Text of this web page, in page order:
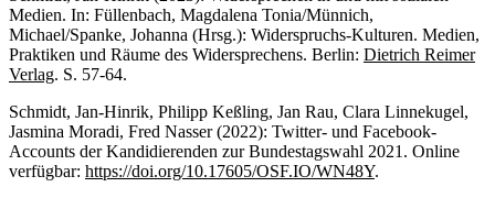
Medien. In: Füllenbach, Magdalena Tonia/Münnich,
Michael/Spanke, Johanna (Hrsg.): Widerspruchs-Kulturen. Medien,
Praktiken und Räume des Widersprechens. Berlin: Dietrich Reimer
Verlag. S. 57-64.
Schmidt, Jan-Hinrik, Philipp Keßling, Jan Rau, Clara Linnekugel,
Jasmina Moradi, Fred Nasser (2022): Twitter- und Facebook-
Accounts der Kandidierenden zur Bundestagswahl 2021. Online
verfügbar: https://doi.org/10.17605/OSF.IO/WN48Y.